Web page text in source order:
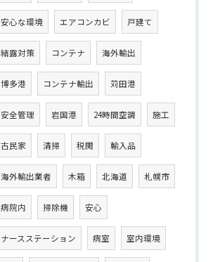
安心な環境 エアコンカビ 戸建て
結露対策 コンテナ 海外輸出
博多港 コンテナ輸出 苅田港
安全管理 岩国港 24時間空調 施工
古民家 清掃 税関 輸入品
海外輸出業者 木箱 北海道 札幌市
病院内 掃除機 安心
ナースステーション 病室 室内環境